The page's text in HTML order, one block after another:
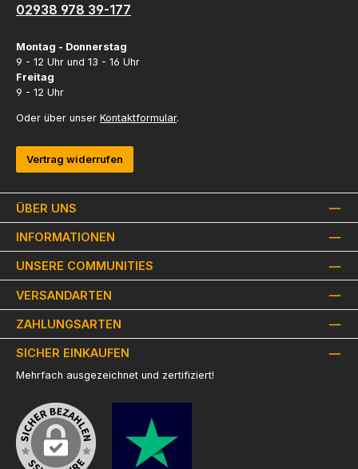
ÜBER UNS
INFORMATIONEN
02938 978 39-177
Montag - Donnerstag
9 - 12 Uhr und 13 - 16 Uhr
Freitag
9 - 12 Uhr
Oder über unser Kontaktformular.
Vertrag widerrufen
UNSERE COMMUNITIES
VERSANDARTEN
ZAHLUNGSARTEN
SICHER EINKAUFEN
Mehrfach ausgezeichnet und zertifiziert!